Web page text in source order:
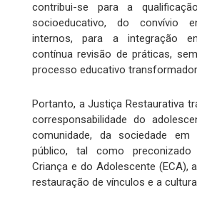
contribui-se para a
socioeducativo, do convívio
internos, para a integração
contínua revisão de práticas,
processo educativo
Portanto, a Justiça Restaurativa
corresponsabilidade do
comunidade, da sociedade
público, tal como
Criança e do Adolescente (ECA),
restauração de vínculos e a